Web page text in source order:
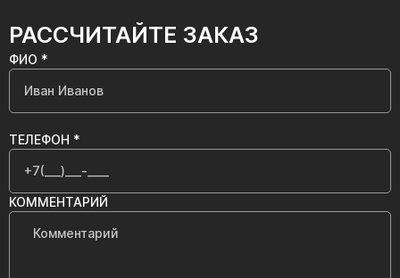
РАССЧИТАЙТЕ ЗАКАЗ
ФИО *
ТЕЛЕФОН *
КОММЕНТАРИЙ